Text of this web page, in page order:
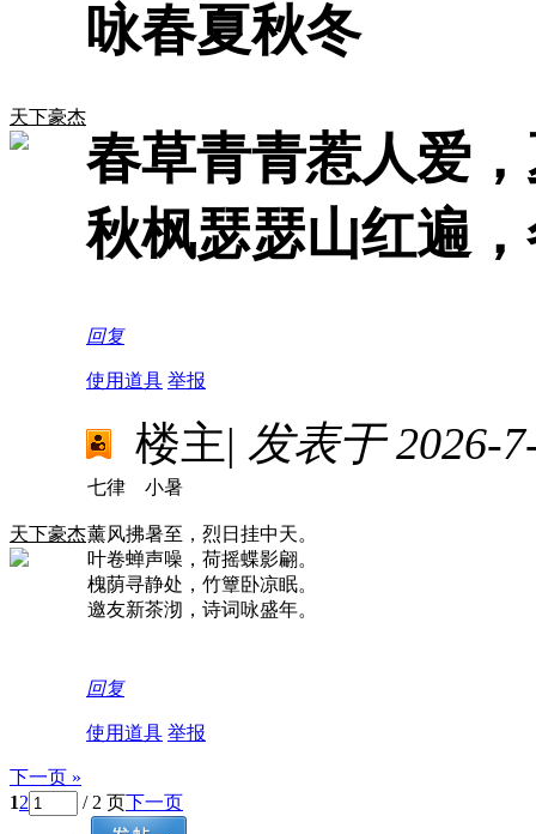
天下豪杰
咏春夏秋冬
春草青青惹人爱
秋枫瑟瑟山红遍
回复
使用道具 举报
天下豪杰
楼主| 发表于 2026-
七律 小暑
薰风拂暑至，烈日挂中天。
叶卷蝉声噪，荷摇蝶影翩。
槐荫寻静处，竹簟卧凉眠。
邀友新茶沏，诗词咏盛年。
回复
使用道具 举报
下一页 »
12 / 2 页下一页